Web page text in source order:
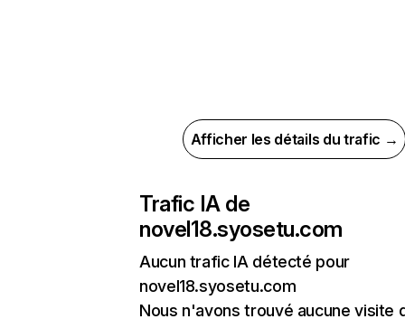
Afficher les détails du trafic →
Trafic IA de
novel18.syosetu.com
Aucun trafic IA détecté pour
novel18.syosetu.com
Nous n'avons trouvé aucune visite